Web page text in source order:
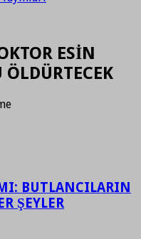
ESİN
ÖLDÜRTECEK
BUTLANCILARIN
ŞEYLER